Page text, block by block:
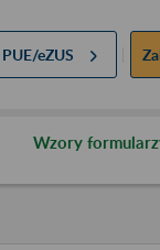
PUE/eZUS
Wzory